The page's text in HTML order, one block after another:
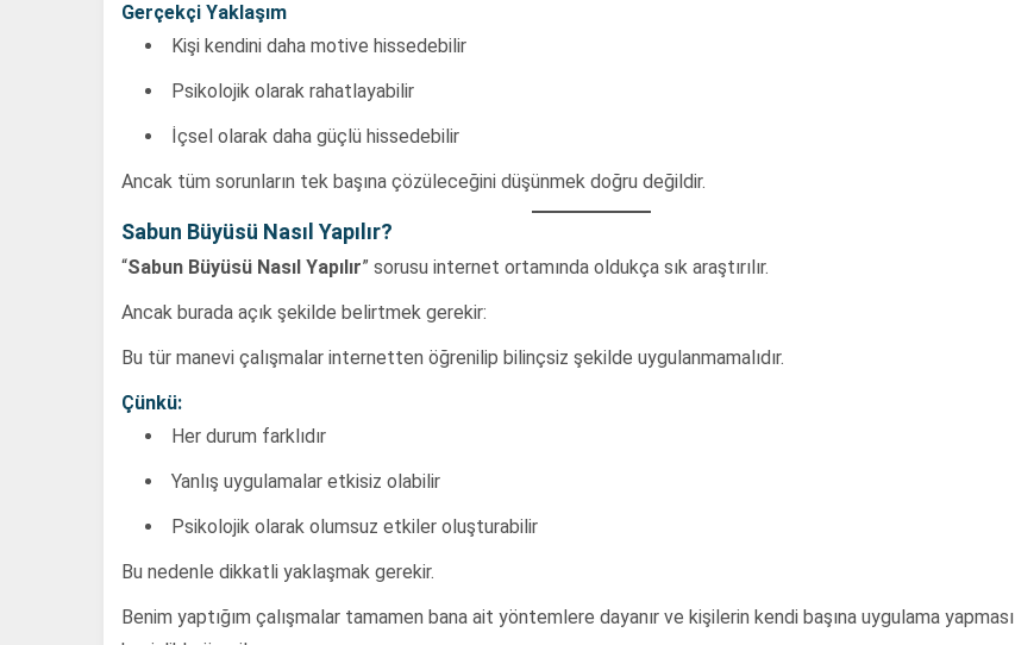
Gerçekçi Yaklaşım
Kişi kendini daha motive hissedebilir
Psikolojik olarak rahatlayabilir
İçsel olarak daha güçlü hissedebilir
Ancak tüm sorunların tek başına çözüleceğini düşünmek doğru değildir.
Sabun Büyüsü Nasıl Yapılır?
“Sabun Büyüsü Nasıl Yapılır” sorusu internet ortamında oldukça sık araştırılır.
Ancak burada açık şekilde belirtmek gerekir:
Bu tür manevi çalışmalar internetten öğrenilip bilinçsiz şekilde uygulanmamalıdır.
Çünkü:
Her durum farklıdır
Yanlış uygulamalar etkisiz olabilir
Psikolojik olarak olumsuz etkiler oluşturabilir
Bu nedenle dikkatli yaklaşmak gerekir.
Benim yaptığım çalışmalar tamamen bana ait yöntemlere dayanır ve kişilerin kendi başına uygulama yapması